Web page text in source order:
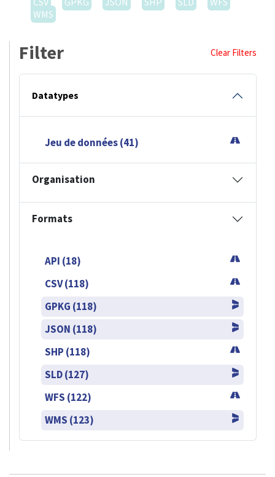
WMS
Filter Clear Filters
Datatypes
Jeu de données (41)
Organisation
Formats
API (18)
CSV (118)
GPKG (118)
JSON (118)
SHP (118)
SLD (127)
WFS (122)
WMS (123)